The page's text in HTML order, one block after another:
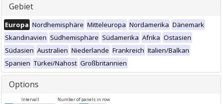
Gebiet
Europa Nordhemisphäre Mitteleuropa Nordamerika Dänemark
Skandinavien Südhemisphäre Südamerika Afrika Ostasien
Südasien Australien Niederlande Frankreich Italien/Balkan
Spanien Türkei/Nahost Großbritannien
Options
Intervall Number of panels in row